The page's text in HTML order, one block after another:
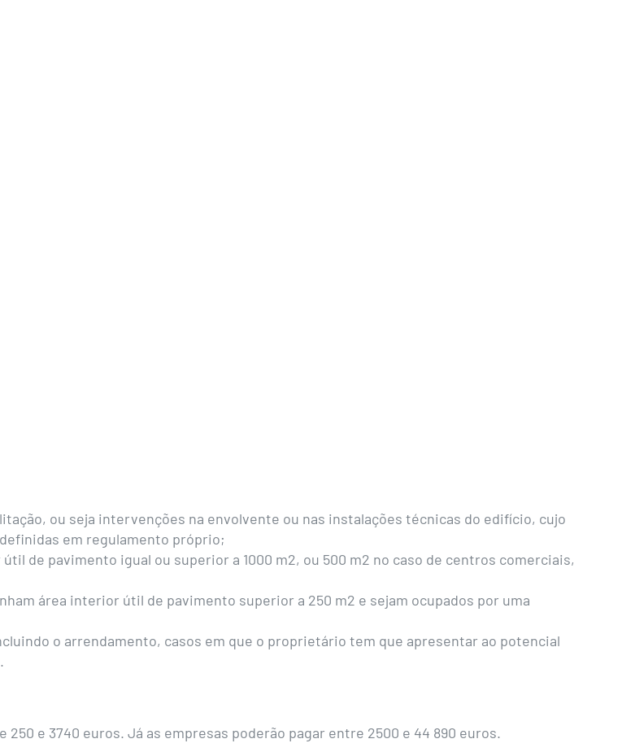
ou seja intervenções na envolvente ou nas instalações técnicas do edifício, cujo
em regulamento próprio;
de pavimento igual ou superior a 1000 m2, ou 500 m2 no caso de centros comerciais,
área interior útil de pavimento superior a 250 m2 e sejam ocupados por uma
o arrendamento, casos em que o proprietário tem que apresentar ao potencial
e 3740 euros. Já as empresas poderão pagar entre 2500 e 44 890 euros.